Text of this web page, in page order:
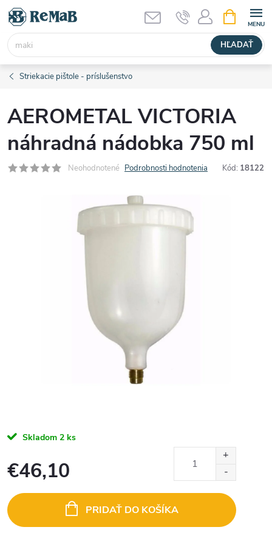
Prejsť
obsah
HĽADAŤ
KOŠÍK
Striekacie pištole - príslušenstvo
AEROMETAL VICTORIA
náhradná nádobka 750 ml
Neohodnotené Podrobnosti hodnotenia Kód: 18122
Skladom 2 ks
€46,10
cena:
PRIDAŤ DO KOŠÍKA